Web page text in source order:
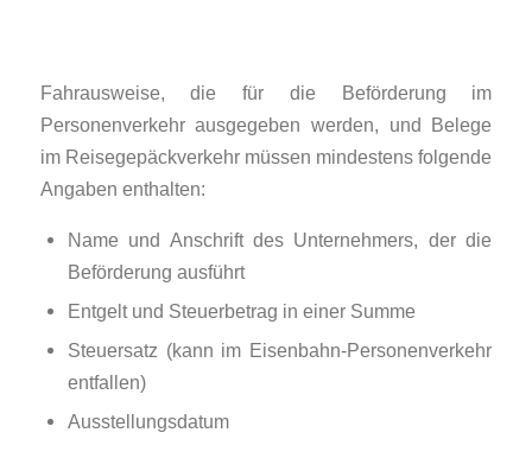
Fahrausweise, die für die Beförderung im
Personenverkehr ausgegeben werden, und Belege
im Reisegepäckverkehr müssen mindestens folgende
Angaben enthalten:
Name und Anschrift des Unternehmers, der die
Beförderung ausführt
Entgelt und Steuerbetrag in einer Summe
Steuersatz (kann im Eisenbahn-Personenverkehr
entfallen)
Ausstellungsdatum